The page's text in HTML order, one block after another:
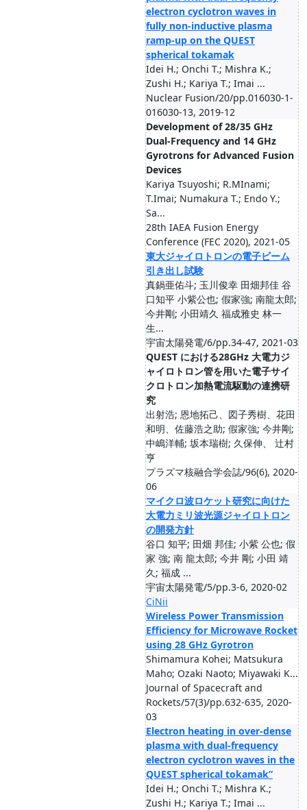
electron cyclotron waves in
fully non-inductive plasma
ramp-up on the QUEST
spherical tokamak
Idei H.; Onchi T.; Mishra K.;
Zushi H.; Kariya T.; Imai ...
Nuclear Fusion/20/pp.016030-1-
016030-13, 2019-12
Development of 28/35 GHz
Dual-Frequency and 14 GHz
Gyrotrons for Advanced Fusion
Devices
Kariya Tsuyoshi; R.MInami;
T.Imai; Numakura T.; Endo Y.;
Sa...
28th IAEA Fusion Energy
Conference (FEC 2020), 2021-05
東大ジャイロトロンの電子ビーム
引き出し試験
真鍋亜佑斗; 玉川俊幸 田畑邦佳 谷
口知平 小紫公也; 假家強; 南龍太郎;
今井剛; 小田靖久 福成雅史 林一
生...
宇宙太陽発電/6/pp.34-47, 2021-03
QUEST における28GHz 大電力ジ
ャイロトロン管を用いた電子サイ
クロトロン加熱電流駆動の連携研
究
出射浩; 恩地拓⼰、図⼦秀樹、花⽥
和明、佐藤浩之助; 假家強; 今井剛;
中嶋洋輔; 坂本瑞樹; 久保伸、 辻村
亨
プラズマ核融合学会誌/96(6), 2020-
06
マイクロ波ロケット研究に向けた
大電力ミリ波光源ジャイロトロン
の開発方針
谷口 知平; 田畑 邦佳; 小紫 公也; 假
家 強; 南 龍太郎; 今井 剛; 小田 靖
久; 福成 ...
宇宙太陽発電/5/pp.3-6, 2020-02
CiNii
Wireless Power Transmission
Efficiency for Microwave Rocket
using 28 GHz Gyrotron
Shimamura Kohei; Matsukura
Maho; Ozaki Naoto; Miyawaki K...
Journal of Spacecraft and
Rockets/57(3)/pp.632-635, 2020-
03
Electron heating in over-dense
plasma with dual-frequency
electron cyclotron waves in the
QUEST spherical tokamak”
Idei H.; Onchi T.; Mishra K.;
Zushi H.; Kariya T.; Imai ...